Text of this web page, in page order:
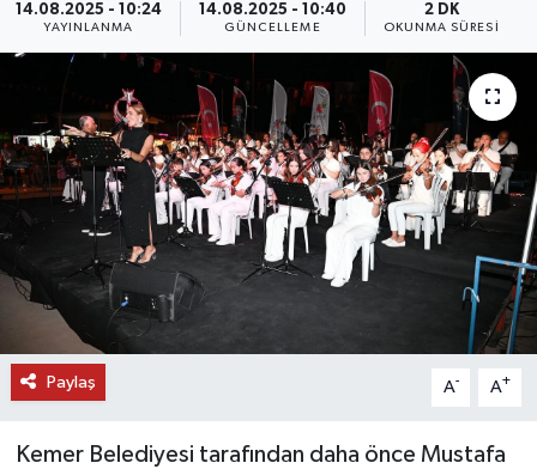
14.08.2025 - 10:24
YAYINLANMA
14.08.2025 - 10:40
GÜNCELLEME
2 DK
OKUNMA SÜRESI
Paylaş A- A+
Kemer Belediyesi tarafından daha önce Mustafa
SPOR
SİYASET
SAĞLIK
DÜNYA
EĞİTİM
TURİZM
RÖPORTAJ
VİDEO HABERLER
Son Dakika Haberleri
Haber Arşivi